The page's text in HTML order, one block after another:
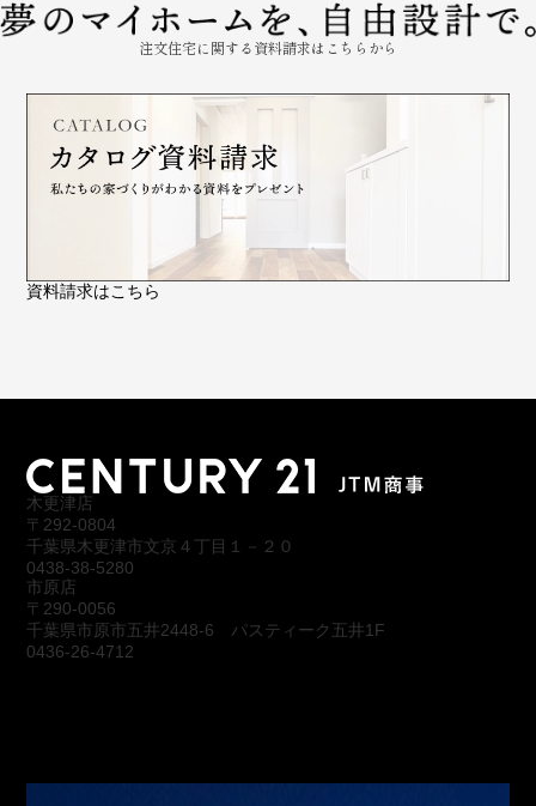
注文住宅に関する資料請求はこちらから
資料請求はこちら
木更津店
〒292-0804
千葉県木更津市文京４丁目１－２０
0438-38-5280
市原店
〒290-0056
千葉県市原市五井2448-6 パスティーク五井1F
0436-26-4712